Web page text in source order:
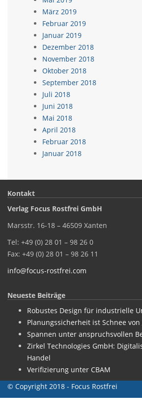
März 2019
Februar 2019
Januar 2019
Dezember 2018
November 2018
Oktober 2018
September 2018
Juli 2018
Juni 2018
Mai 2018
April 2018
Februar 2018
Januar 2018
Kontakt
Verlag Focus Rostfrei GmbH
Marsstr. 16-18 – 46509 Xanten
Tel: +49 (0) 28 01 – 98 26 0
Fax: +49 (0) 28 01 – 98 26 11
info@focus-rostfrei.com
Neueste Beiträge
Robustes Design für industrielle
Planungssicherheit ist Schnee
Spannen unter anspruchsvollen
Zirkel Technologies GmbH:
Handel
Verifizierung unter CBAM
© Copyright 2018 - Focus Rostfrei